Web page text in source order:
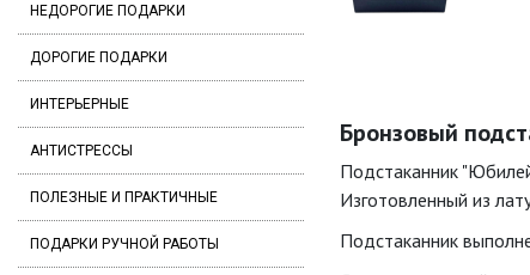
НЕДОРОГИЕ ПОДАРКИ
ДОРОГИЕ ПОДАРКИ
ИНТЕРЬЕРНЫЕ
АНТИСТРЕССЫ
ПОЛЕЗНЫЕ И ПРАКТИЧНЫЕ
ПОДАРКИ РУЧНОЙ РАБОТЫ
Бронзовый
Подстаканник
Изготовленный из
Подстаканник